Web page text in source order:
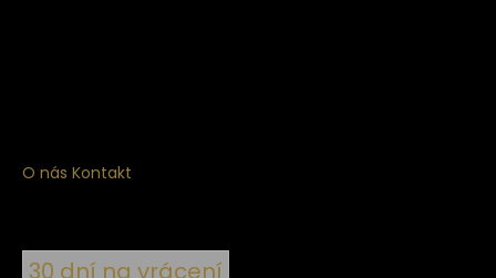
O nás Kontakt
30 dní na vrácení